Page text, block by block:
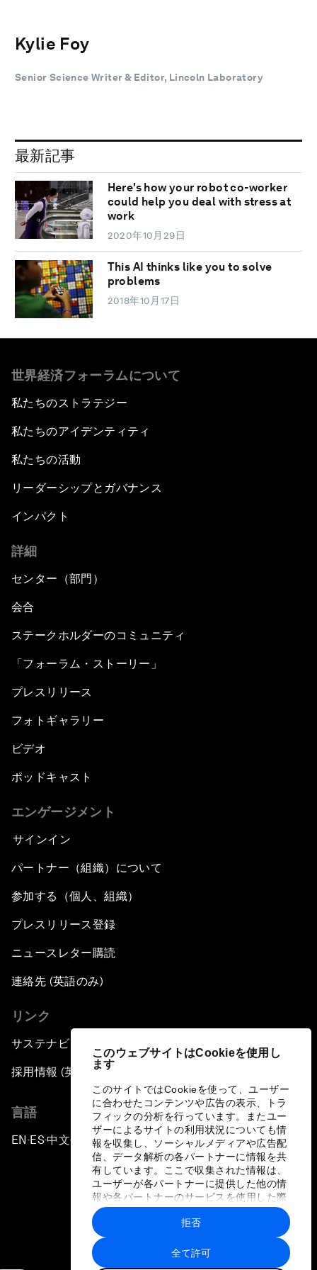
このウェブサイトはCookieを使用し
ます
このサイトではCookieを使って、ユーザー
に合わせたコンテンツや広告の表示、トラ
フィックの分析を行っています。またユー
ザーによるサイトの利用状況についても情
報を収集し、ソーシャルメディアや広告配
信、データ解析の各パートナーに情報を共
有しています。ここで収集された情報は、
ユーザーが各パートナーに提供した他の情
報や各パートナーのサービスを使用した際
に収集された情報と組み合わされ、各パー
トナーによって使用されることがありま
す。
全て許可
拒否
Kylie Foy
Senior Science Writer & Editor, Lincoln Laboratory
最新記事
Here's how your robot co-worker
could help you deal with stress at
work
2020年10月29日
This AI thinks like you to solve
problems
2018年10月17日
世界経済フォーラムについて
私たちのストラテジー
私たちのアイデンティティ
私たちの活動
リーダーシップとガバナンス
インパクト
詳細
センター（部門）
会合
ステークホルダーのコミュニティ
「フォーラム・ストーリー」
プレスリリース
フォトギャラリー
ビデオ
ポッドキャスト
エンゲージメント
サインイン
パートナー（組織）について
参加する（個人、組織）
プレスリリース登録
ニュースレター購読
連絡先 (英語のみ)
リンク
サステナビリティへの取り組み
採用情報 (英語のみ)
言語
EN ▪ES▪中文▪ 日本語
プライバシーポリシーと利用規約
サイトマップ